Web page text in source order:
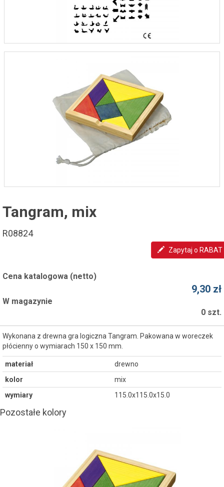
Tangram, mix
R08824
Zapytaj o RABAT
Cena katalogowa (netto)
9,30 zł
W magazynie
0 szt.
Wykonana z drewna gra logiczna Tangram. Pakowana w woreczek
płócienny o wymiarach 150 x 150 mm.
materiał
drewno
kolor
mix
wymiary
115.0x115.0x15.0
Pozostałe kolory